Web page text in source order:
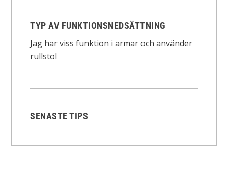
TYP AV FUNKTIONSNEDSÄTTNING
Jag har viss funktion i armar och använder
rullstol
SENASTE TIPS